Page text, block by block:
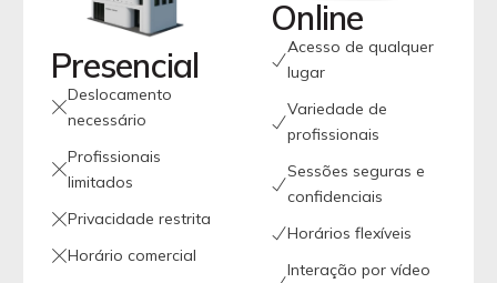
Presencial
Deslocamento
necessário
Profissionais
limitados
Privacidade restrita
Horário comercial
Online
Acesso de qualquer
lugar
Variedade de
profissionais
Sessões seguras e
confidenciais
Horários flexíveis
Interação por vídeo